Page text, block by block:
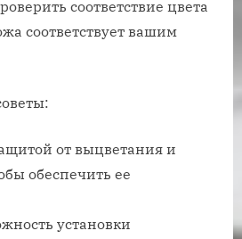
соответствие цвета
соответствует вашим
от выцветания и
обеспечить ее
установки